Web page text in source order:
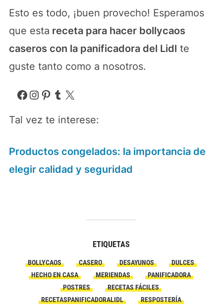
Esto es todo, ¡buen provecho! Esperamos
que esta receta para hacer bollycaos
caseros con la panificadora del Lidl te
guste tanto como a nosotros.
Facebook
Instagram
Pinterest
Tumblr
X
Tal vez te interese:
Productos congelados: la importancia de
elegir calidad y seguridad
ETIQUETAS
BOLLYCAOS CASERO DESAYUNOS
DULCES
HECHO EN CASA
MERIENDAS
PANIFICADORA
POSTRES
RECETAS FÁCILES
RECETASPANIFICADORALIDL
RESPOSTERÍA